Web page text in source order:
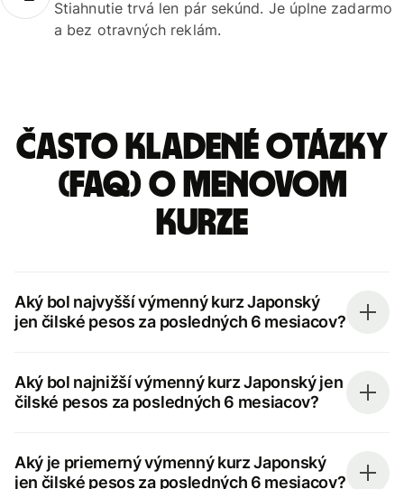
Stiahnutie trvá len pár sekúnd. Je úplne zadarmo
a bez otravných reklám.
Často kladené otázky
(FAQ) o menovom
kurze
Aký bol najvyšší výmenný kurz Japonský
jen čilské pesos za posledných 6 mesiacov?
Aký bol najnižší výmenný kurz Japonský jen
čilské pesos za posledných 6 mesiacov?
Aký je priemerný výmenný kurz Japonský
jen čilské pesos za posledných 6 mesiacov?